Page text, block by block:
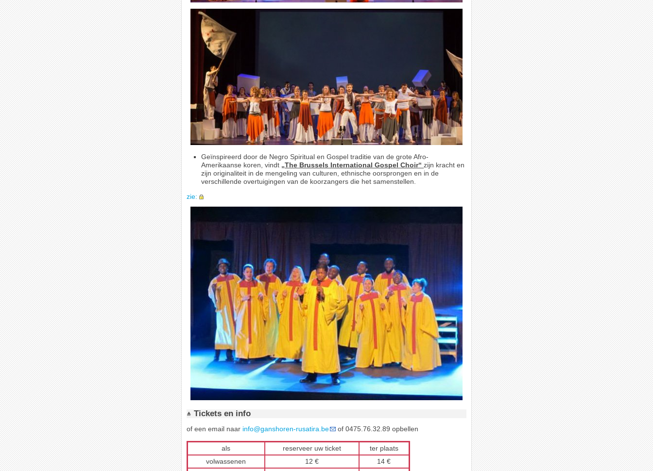
Geïnspireerd door de Negro Spiritual en Gospel traditie van de grote Afro-
Amerikaanse koren, vindt „The Brussels International Gospel Choir“zijn kracht en
zijn originaliteit in de mengeling van culturen, ethnische oorsprongen en in de
verschillende overtuigingen van de koorzangers die het samenstellen.
zie:
Tickets en info
of een email naar info@ganshoren-rusatira.be of 0475.76.32.89 opbellen
als reserveer uw ticket
ter plaats
volwassenen
12 €
14 €